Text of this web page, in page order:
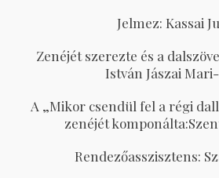
Jelmez: Kassai
Zenéjét szerezte és a
István Jászai
A „Mikor csendül fel a régi
zenéjét
Rendezőasszisztens: